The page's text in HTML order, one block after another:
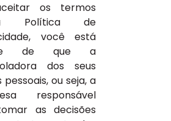
os termos
Política de
você está
de que a
dos seus
pessoais, ou seja, a
responsável
as decisões